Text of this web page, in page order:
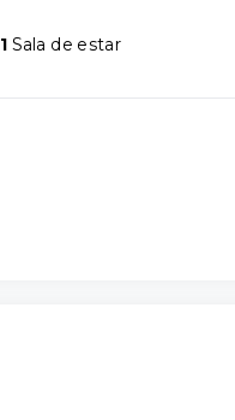
1Sala de estar